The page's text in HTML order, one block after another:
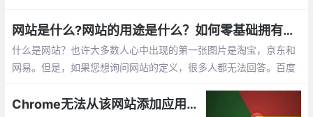
索这个系统吧。 GatsbyJS 是一个拥有超过 2万 Stars，3500 fork
s 的 React 网站生成系统。
网站是什么?网站的用途是什么？如何零基础拥有自己的网站？
什么是网站？也许大多数人心中出现的第一张图片是淘宝，京东和
网易。但是，如果您想询问网站的定义，很多人都无法回答。百度
语言下的应用程序）等工具
Chrome无法从该网站添加应用，扩展程序和用户脚本